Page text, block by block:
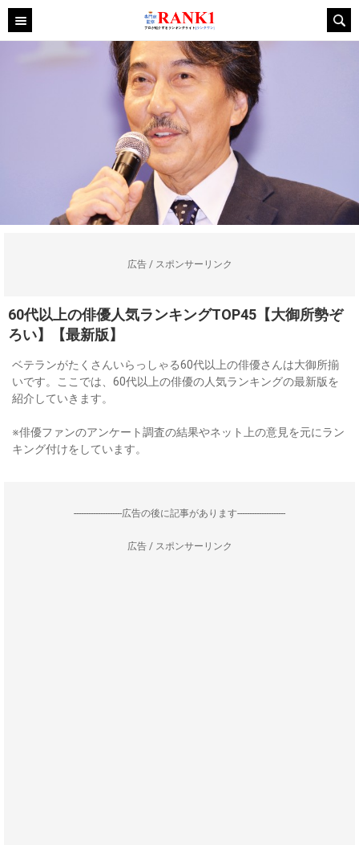
広告 / スポンサーリンク
60代以上の俳優人気ランキングTOP45【大御所勢ぞ
ろい】【最新版】
ベテランがたくさんいらっしゃる60代以上の俳優さんは大御所揃
いです。ここでは、60代以上の俳優の人気ランキングの最新版を
紹介していきます。
※俳優ファンのアンケート調査の結果やネット上の意見を元にラン
キング付けをしています。
--------------------広告の後に記事があります--------------------
広告 / スポンサーリンク